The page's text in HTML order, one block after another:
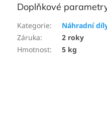
Doplňkové
Kategorie:
Náhradní
Záruka:
2 roky
Hmotnost: 5 kg